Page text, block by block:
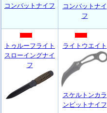
コンバットナイフ
コンバットナイ
フ
トゥルーフライト
スローイングナイ
フ
ライトウエイト
スケルトンカラ
ンビットナイフ